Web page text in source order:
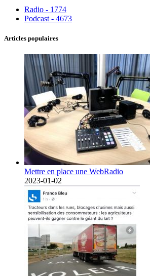
Radio - 1774
Podcast - 4673
Articles populaires
Mettre en place une WebRadio
2023-01-02